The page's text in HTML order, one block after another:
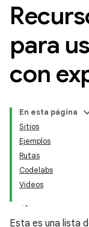
para
con
En esta página
Sitios
Ejemplos
Rutas
Codelabs
Videos
Esta es una lista